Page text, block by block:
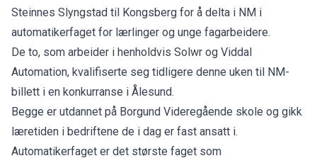
Steinnes Slyngstad til Kongsberg for å delta i NM i
automatikerfaget for lærlinger og unge fagarbeidere.
De to, som arbeider i henholdvis Solwr og Viddal
Automation, kvalifiserte seg tidligere denne uken til NM-
billett i en konkurranse i Ålesund.
Begge er utdannet på Borgund Videregående skole og gikk
læretiden i bedriftene de i dag er fast ansatt i.
Automatikerfaget er det største faget som